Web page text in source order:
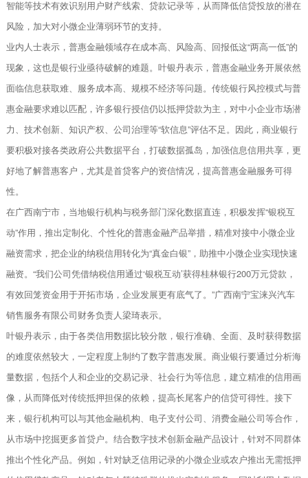
智能等技术有效识别用户财产线索、贷款记录等，从而降低信贷投放的潜在
风险，加大对小微企业薄弱环节的支持。
业内人士表示，普惠金融领域存在成本高、风险高、回报低这“两高一低”的
现象，这也是银行业亟待破解的难题。叶银丹表示，普惠金融业务开展依然
面临信息获取难、服务成本高、规模不经济等问题。传统银行风控模式与普
惠金融要求难以匹配，许多银行授信仍以抵押贷款为主，对中小企业市场潜
力、技术创新、知识产权、公司治理等“软信息”评估不足。因此，商业银行
要积极对接各类政府公共数据平台，打破数据孤岛，加强信息信用共享，更
好地了解普惠客户，尤其是首贷客户的资信情况，提高普惠金融服务可得
性。
在广西南宁市，当地银行机构与税务部门深化数据直连，积极发挥“银税互
动”作用，推出定制化、个性化的普惠金融产品举措，精准对接中小微企业
融资需求，把企业的纳税信用转化为“真金白银”，助推中小微企业实现快速
融资。“我们公司凭借纳税信用通过‘银税互动’获得桂林银行200万元贷款，
有效回笼资金用于开拓市场，企业发展更有底气了。”广西南宁宝涞兴汽车
销售服务有限公司财务负责人梁琦表示。
叶银丹表示，由于各类信用数据比较分散，银行准确、全面、及时获得数据
的难度依然较大，一定程度上制约了数字普惠发展。商业银行要通过分析海
量数据，包括个人和企业的交易记录、社会行为等信息，建立精准的信用画
像，从而降低对传统抵押担保的依赖，提高长尾客户的信贷可得性。接下
来，银行机构可以与其他金融机构、电子支付公司、消费金融公司等合作，
从市场中挖掘更多首贷户。结合数字技术创新金融产品设计，针对不同群体
推出个性化产品。例如，针对缺乏信用记录的小微企业或农户推出无需抵押